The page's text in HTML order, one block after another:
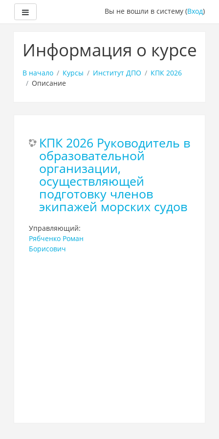
основному
Вы не вошли в систему (Вход)
Информация о курсе
В начало Курсы Институт ДПО
КПК 2026
Описание
КПК 2026 Руководитель в
образовательной
организации,
осуществляющей
подготовку членов
экипажей морских судов
Управляющий:
Рябченко Роман
Борисович